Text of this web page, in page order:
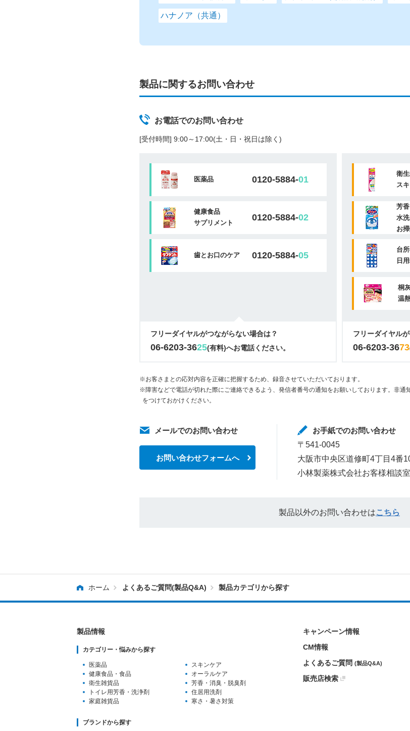
ハナノア（共通）
製品に関するお問い合わせ
お電話でのお問い合わせ
[受付時間] 9:00～17:00(土・日・祝日は除く)
医薬品 0120-5884-01
健康食品
サプリメント
0120-5884-02
歯とお口のケア 0120-5884-05
フリーダイヤルがつながらない場合は？
06-6203-3625(有料)へお電話ください。
衛
ス
芳
水
お
台
日
桐
温
フリーダイヤル
06-6203-3673
※お客さまとの応対内容を正確に把握するため、録音させていただいております。
※障害などで電話が切れた際にご連絡できるよう、発信者番号の通知をお願いしております。非通
をつけておかけください。
メールでのお問い合わせ
お問い合わせフォームへ
お手紙でのお問い合わせ
〒541-0045
大阪市中央区道修町4丁目4番
小林製薬株式会社お客様相談
製品以外のお問い合わせはこちら
ホーム よくあるご質問(製品Q&A) 製品カテゴリから探す
製品情報
カテゴリー・悩みから探す
医薬品
スキンケア
健康食品・食品
オーラルケア
衛生雑貨品
芳香・消臭・脱臭剤
トイレ用芳香 ・洗浄剤
住居用洗剤
家庭雑貨品
寒さ・暑さ対策
ブランドから探す
キャンペーン情報
CM情報
よくあるご質問 (製品Q&A)
販売店検索